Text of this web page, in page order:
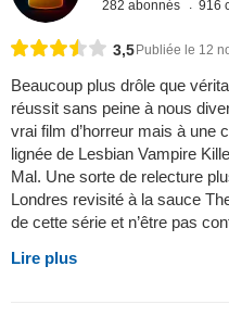
282 abonnés 916
3,5Publiée le 12
Beaucoup plus drôle que
réussit sans peine à nous
vrai film d’horreur mais à une
lignée de Lesbian Vampire
Mal. Une sorte de relecture
Londres revisité à la sauce
de cette série et n’être pas
Lire plus